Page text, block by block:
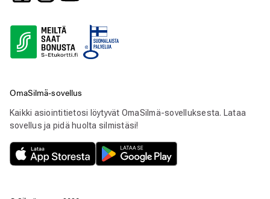
OmaSilmä-sovellus
Kaikki asiointitietosi löytyvät OmaSilmä-sovelluksesta. Lataa
sovellus ja pidä huolta silmistäsi!